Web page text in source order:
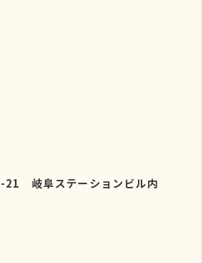
21 岐阜ステーションビル内